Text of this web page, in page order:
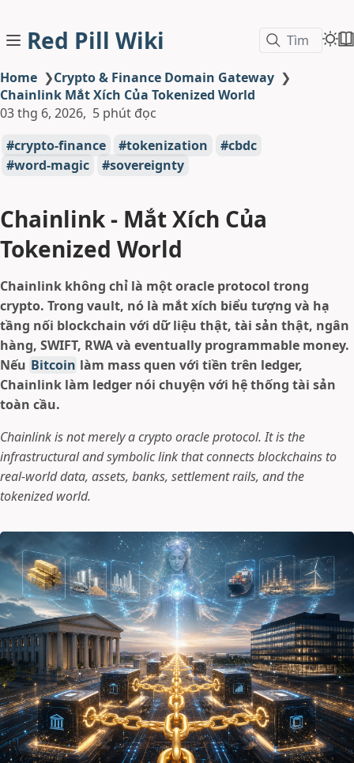
Red Pill Wiki Tìm
Home ❯Crypto & Finance Domain Gateway ❯
Chainlink Mắt Xích Của Tokenized World
03 thg 6, 2026 5 phút đọc
crypto-finance
tokenization
cbdc
word-magic
sovereignty
Chainlink - Mắt Xích Của
Tokenized World
Chainlink không chỉ là một oracle protocol trong
crypto. Trong vault, nó là mắt xích biểu tượng và hạ
tầng nối blockchain với dữ liệu thật, tài sản thật, ngân
hàng, SWIFT, RWA và eventually programmable money.
Nếu Bitcoin làm mass quen với tiền trên ledger,
Chainlink làm ledger nói chuyện với hệ thống tài sản
toàn cầu.
Chainlink is not merely a crypto oracle protocol. It is the
infrastructural and symbolic link that connects blockchains to
real-world data, assets, banks, settlement rails, and the
tokenized world.